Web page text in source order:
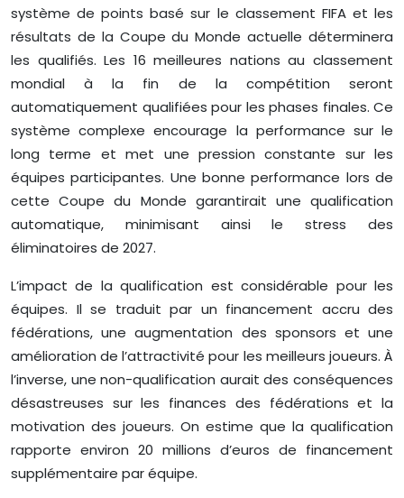
système de points basé sur le classement FIFA et les
résultats de la Coupe du Monde actuelle déterminera
les qualifiés. Les 16 meilleures nations au classement
mondial à la fin de la compétition seront
automatiquement qualifiées pour les phases finales. Ce
système complexe encourage la performance sur le
long terme et met une pression constante sur les
équipes participantes. Une bonne performance lors de
cette Coupe du Monde garantirait une qualification
automatique, minimisant ainsi le stress des
éliminatoires de 2027.
L’impact de la qualification est considérable pour les
équipes. Il se traduit par un financement accru des
fédérations, une augmentation des sponsors et une
amélioration de l’attractivité pour les meilleurs joueurs. À
l’inverse, une non-qualification aurait des conséquences
désastreuses sur les finances des fédérations et la
motivation des joueurs. On estime que la qualification
rapporte environ 20 millions d’euros de financement
supplémentaire par équipe.